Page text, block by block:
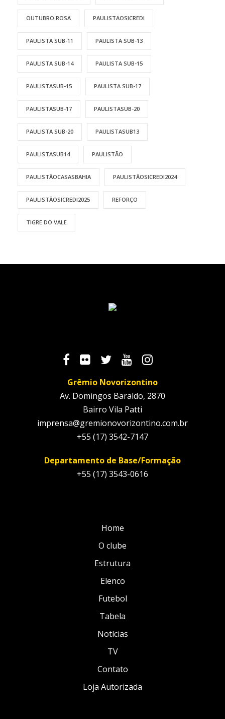
OUTUBRO ROSA PAULISTAOSICREDI
PAULISTA SUB-11 PAULISTA SUB-13
PAULISTA SUB-14 PAULISTA SUB-15
PAULISTASUB-15 PAULISTA SUB-17
PAULISTASUB-17 PAULISTASUB-20
PAULISTA SUB-20 PAULISTASUB13
PAULISTASUB14 PAULISTÃO
PAULISTÃOCASASBAHIA PAULISTÃOSICREDI2024
PAULISTÃOSICREDI2025 REFORÇO
TIGRE DO VALE
Grêmio Novorizontino
Av. Domingos Baraldo, 2870
Bairro Vila Patti
imprensa@gremionovorizontino.com.br
+55 (17) 3542-7147
Departamento de Base/Formação
+55 (17) 3543-0616
Home
O clube
Estrutura
Elenco
Futebol
Tabela
Notícias
TV
Contato
Loja Autorizada